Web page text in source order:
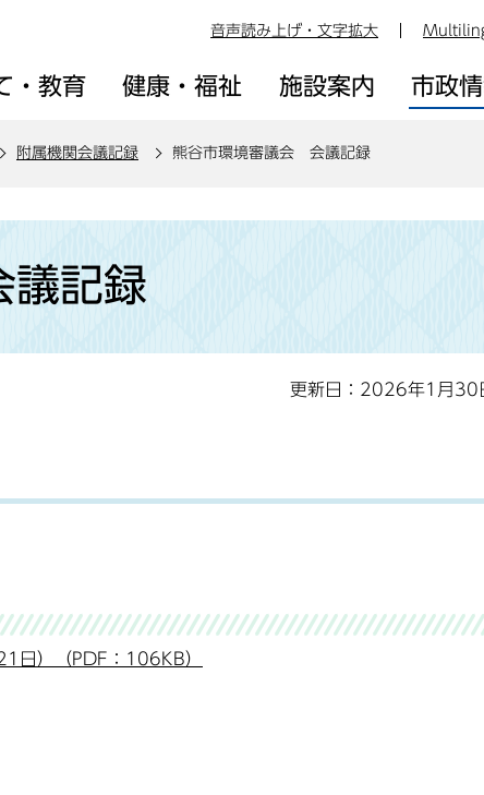
音声読み上げ・文字拡大
・教育 健康・福祉 施設案内 市政
附属機関会議記録 熊谷市環境審議会 会議記録
記録
更新日：2026年1月30
日）（PDF：106KB）